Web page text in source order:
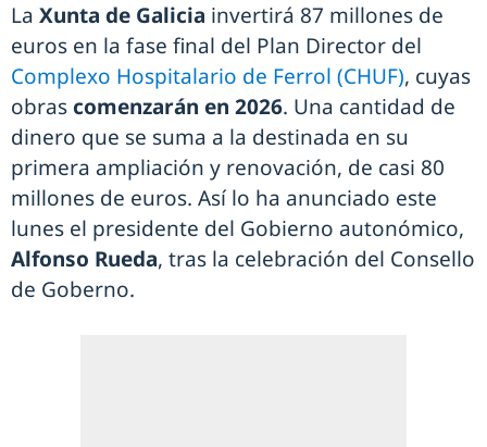
La Xunta de Galicia invertirá 87 millones de
euros en la fase final del Plan Director del
Complexo Hospitalario de Ferrol (CHUF), cuyas
obras comenzarán en 2026. Una cantidad de
dinero que se suma a la destinada en su
primera ampliación y renovación, de casi 80
millones de euros. Así lo ha anunciado este
lunes el presidente del Gobierno autonómico,
Alfonso Rueda, tras la celebración del Consello
de Goberno.